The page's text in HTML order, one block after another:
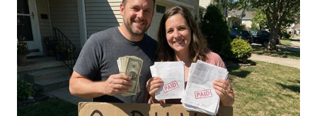
Ambientes onde as pessoas se reconhecem
mutuamente viram locais muito mais agradáveis e
seguros para todos. Esse acolhimento mútuo
transforma as estruturas de convivência,
promovendo um forte sentimento de união através
de pequenos vínculos sociaiscotidianos.